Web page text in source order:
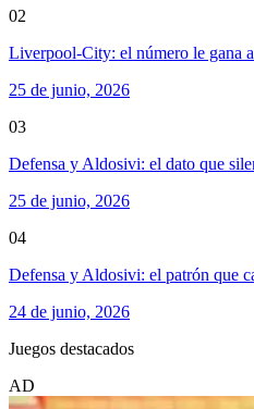
02
Liverpool-City: el número le gana
25 de junio, 2026
03
Defensa y Aldosivi: el dato que
25 de junio, 2026
04
Defensa y Aldosivi: el patrón que
24 de junio, 2026
Juegos destacados
AD